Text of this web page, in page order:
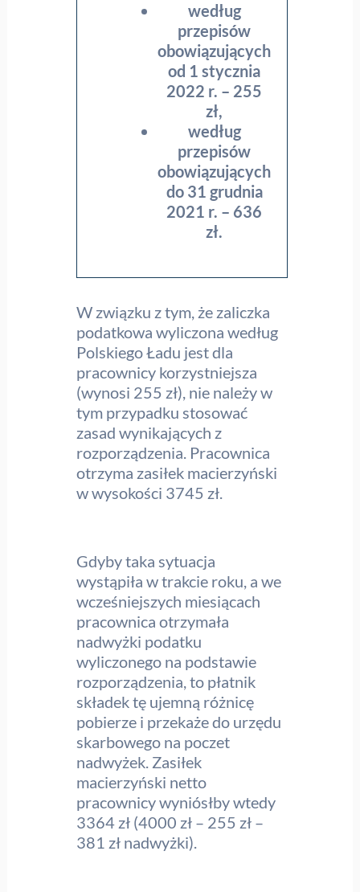
według
przepisów
obowiązujących
od 1 stycznia
2022 r. – 255
zł,
według
przepisów
obowiązujących
do 31 grudnia
2021 r. – 636
zł.
W związku z tym, że zaliczka
podatkowa wyliczona według
Polskiego Ładu jest dla
pracownicy korzystniejsza
(wynosi 255 zł), nie należy w
tym przypadku stosować
zasad wynikających z
rozporządzenia. Pracownica
otrzyma zasiłek macierzyński
w wysokości 3745 zł.
Gdyby taka sytuacja
wystąpiła w trakcie roku, a we
wcześniejszych miesiącach
pracownica otrzymała
nadwyżki podatku
wyliczonego na podstawie
rozporządzenia, to płatnik
składek tę ujemną różnicę
pobierze i przekaże do urzędu
skarbowego na poczet
nadwyżek. Zasiłek
macierzyński netto
pracownicy wyniósłby wtedy
3364 zł (4000 zł – 255 zł –
381 zł nadwyżki).